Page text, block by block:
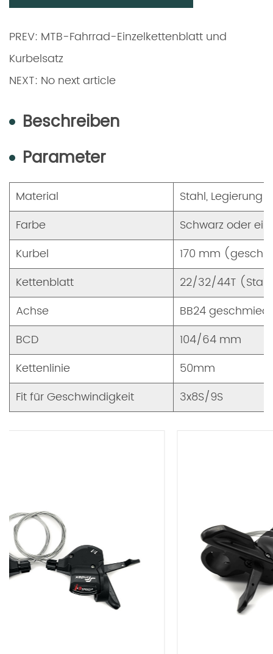
PREV: MTB-Fahrrad-Einzelkettenblatt und
Kurbelsatz
NEXT: No next article
Beschreiben
Parameter
Material
Stahl, Legierung
Farbe
Schwarz oder
Kurbel
170 mm
Kettenblatt
22/32/44T
Achse
BB24
BCD
104/64 mm
Kettenlinie
50mm
Fit für Geschwindigkeit
3x8S/9S